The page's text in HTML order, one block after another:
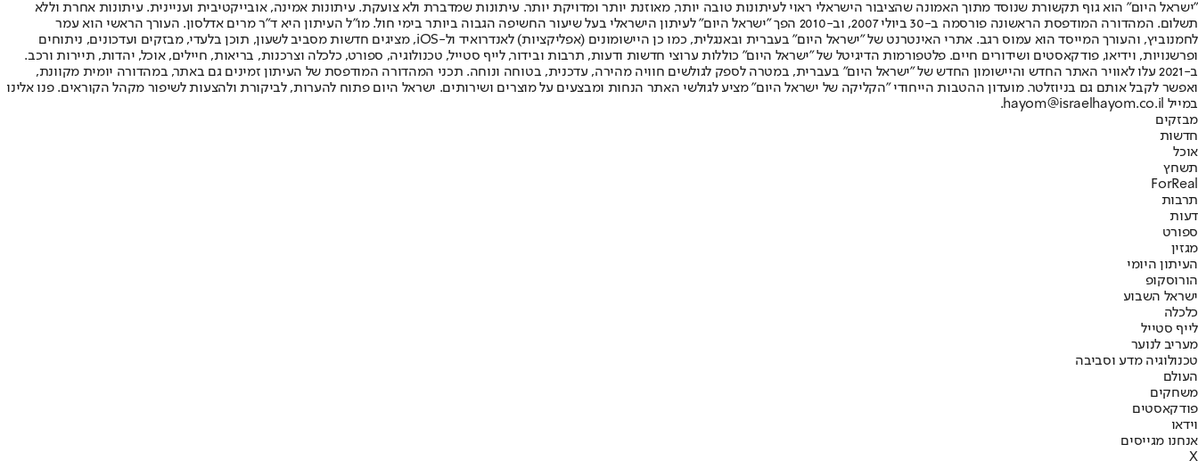
"ישראל היום" הוא גוף תקשורת שנוסד מתוך האמונה שהציבור הישראלי ראוי לעיתונות טובה יותר, מאוזנת יותר ומדויקת יותר. עיתונות שמדברת ולא צועקת. עיתונות אמינה, אובייקטיבית ועניינית. עיתונות אחרת וללא
תשלום. המהדורה המודפסת הראשונה פורסמה ב-30 ביולי 2007, וב-2010 הפך "ישראל היום" לעיתון הישראלי בעל שיעור החשיפה הגבוה ביותר בימי חול. מו"ל העיתון היא ד"ר מרים אדלסון. העורך הראשי הוא עמר
לחמנוביץ, והעורך המייסד הוא עמוס רגב. אתרי האינטרנט של "ישראל היום" בעברית ובאנגלית, כמו כן היישומונים (אפליקציות) לאנדרואיד ול-iOS, מציגים חדשות מסביב לשעון, תוכן בלעדי, מבזקים ועדכונים, ניתוחים
ופרשנויות, וידיאו, פודקאסטים ושידורים חיים. פלטפורמות הדיגיטל של "ישראל היום" כוללות ערוצי חדשות ודעות, תרבות ובידור, לייף סטייל, טכנולוגיה, ספורט, כלכלה וצרכנות, בריאות, חיילים, אוכל, יהדות, תיירות ורכב.
ב-2021 עלו לאוויר האתר החדש והיישומון החדש של "ישראל היום" בעברית, במטרה לספק לגולשים חוויה מהירה, עדכנית, בטוחה ונוחה. תכני המהדורה המודפסת של העיתון זמינים גם באתר, במהדורה יומית מקוונת,
ואפשר לקבל אותם גם בניוזלטר. מועדון ההטבות הייחודי "הקליקה של ישראל היום" מציע לגולשי האתר הנחות ומבצעים על מוצרים ושירותים. ישראל היום פתוח להערות, לביקורת ולהצעות לשיפור מקהל הקוראים. פנו אלינו
במייל hayom@israelhayom.co.il.
מבזקים
חדשות
אוכל
תשחץ
ForReal
תרבות
דעות
ספורט
מגזין
העיתון היומי
הורוסקופ
ישראל השבוע
כלכלה
לייף סטייל
מעריב לנוער
טכנולוגיה מדע וסביבה
העולם
משחקים
פודקאסטים
וידאו
אנחנו מגייסים
X